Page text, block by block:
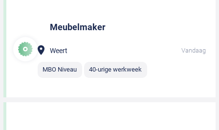
Meubelmaker
Weert Vandaag
MBO Niveau 40-urige werkweek